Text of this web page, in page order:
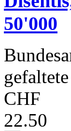
50'000
CHF
22.50